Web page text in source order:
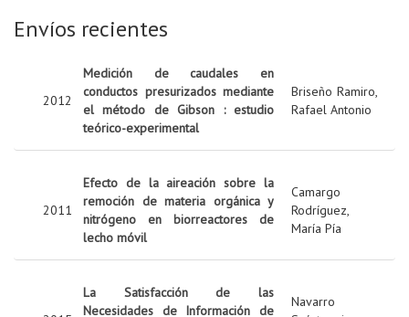
Envíos recientes
2012
Medición de caudales en
conductos presurizados mediante
el método de Gibson : estudio
teórico-experimental
Briseño Ramiro,
Rafael Antonio
2011
Efecto de la aireación sobre la
remoción de materia orgánica y
nitrógeno en biorreactores de
lecho móvil
Camargo
Rodríguez,
María Pía
La Satisfacción de las
Necesidades de Información de
Navarro